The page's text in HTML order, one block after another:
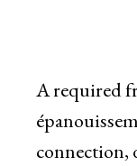
A required
connection,